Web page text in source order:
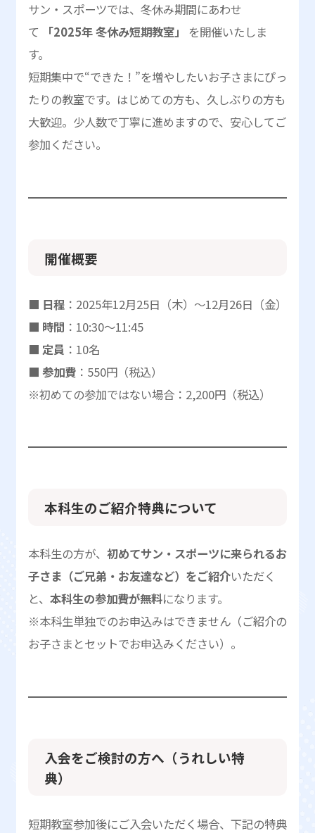
サン・スポーツでは、冬休み期間にあわせ
て
「2025年 冬休み短期教室」
を開催いたしま
す。
短期集中で“できた！”を増やしたいお子さまにぴっ
たりの教室です。はじめての方も、久しぶりの方も
大歓迎。少人数で丁寧に進めますので、安心してご
参加ください。
開催概要
■ 日程：2025年12月25日（木）〜12月26日（金）
■ 時間 ：10:30〜11:45
■ 定員 ：10名
■ 参加費：550円（税込）
※初めての参加ではない場合：2,200円（税込）
本科生のご紹介特典について
本科生の方が、 初めてサン・スポーツに来られるお
子さま（ご兄弟・お友達など）をご紹介いただく
と、 本科生の参加費が無料になります。
※本科生単独でのお申込みはできません（ご紹介の
お子さまとセットでお申込みください）。
入会をご検討の方へ（うれしい特
典）
短期教室参加後にご入会いただく場合、下記の特典